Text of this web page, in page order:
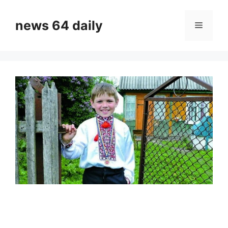
contentnews 64 daily Menu